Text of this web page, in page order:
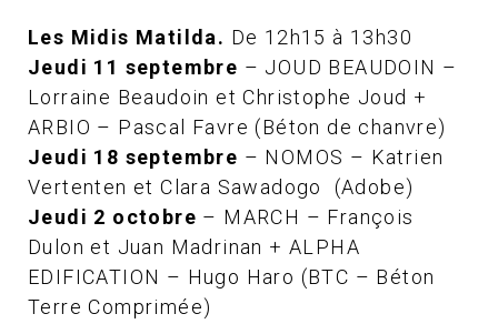
Les Midis Matilda. De 12h15 à 13h30
Jeudi 11 septembre – JOUD BEAUDOIN –
Lorraine Beaudoin et Christophe Joud +
ARBIO – Pascal Favre (Béton de chanvre)
Jeudi 18 septembre – NOMOS – Katrien
Vertenten et Clara Sawadogo (Adobe)
Jeudi 2 octobre – MARCH – François
Dulon et Juan Madrinan + ALPHA
EDIFICATION – Hugo Haro (BTC – Béton
Terre Comprimée)